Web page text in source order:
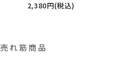
2,380円(税込)
売れ筋商品